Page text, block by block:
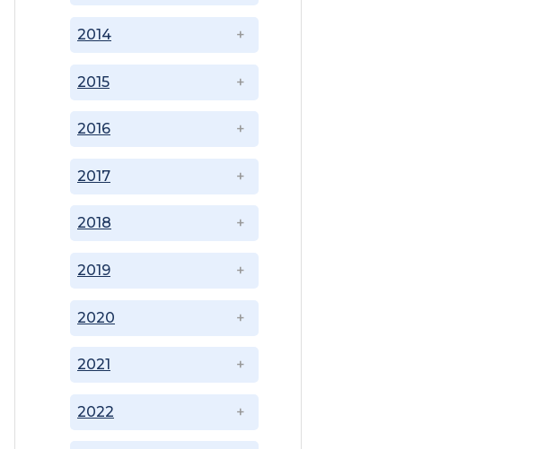
2014
2015
2016
2017
2018
2019
2020
2021
2022